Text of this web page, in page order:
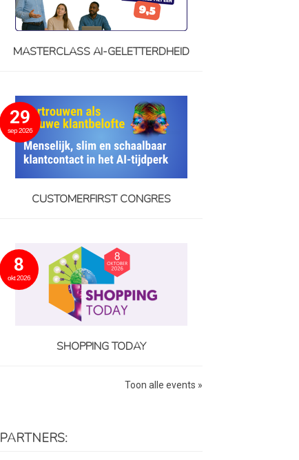
MASTERCLASS AI-GELETTERDHEID
29
sep 2026
CUSTOMERFIRST CONGRES
8
okt 2026
SHOPPING TODAY
Toon alle events »
PARTNERS: